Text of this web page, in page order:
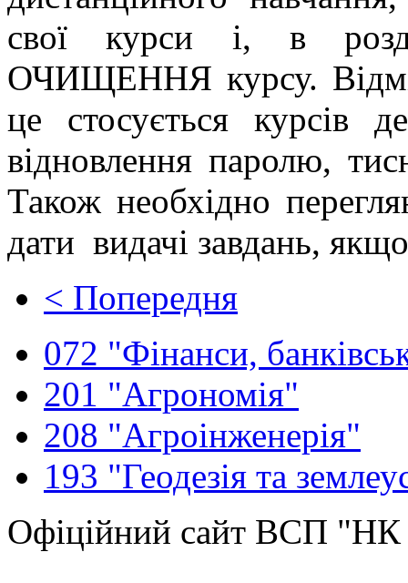
свої курси і, в
ОЧИЩЕННЯ курсу.
це стосується курсів
відновлення паролю,
Також необхідно
дати видачі завдань,
< Попередня
072 "Фінанси,
201 "Агрономія"
208 "Агроінженерія"
193 "Геодезія та
Офіційний сайт ВСП